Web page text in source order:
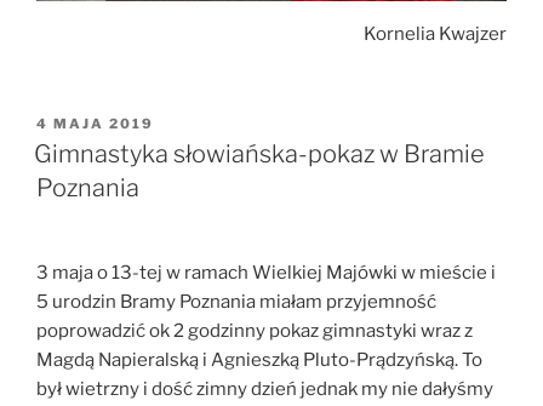
Kornelia Kwajzer
OPUBLIKOWANE
W
4 MAJA 2019
Gimnastyka słowiańska-pokaz w Bramie
Poznania
3 maja o 13-tej w ramach Wielkiej Majówki w mieście i
5 urodzin Bramy Poznania miałam przyjemność
poprowadzić ok 2 godzinny pokaz gimnastyki wraz z
Magdą Napieralską i Agnieszką Pluto-Prądzyńską. To
był wietrzny i dość zimny dzień jednak my nie dałyśmy